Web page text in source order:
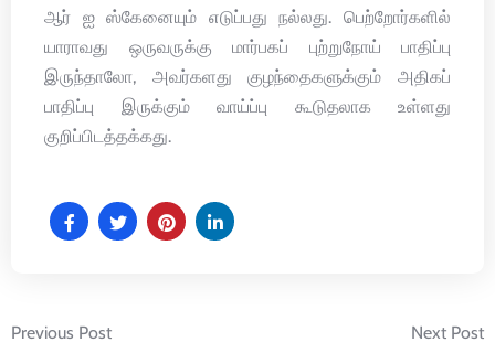
ஆர் ஐ ஸ்கேனையும் எடுப்பது நல்லது. பெற்றோர்களில்
யாராவது ஒருவருக்கு மார்பகப் புற்றுநோய் பாதிப்பு
இருந்தாலோ, அவர்களது குழந்தைகளுக்கும் அதிகப்
பாதிப்பு இருக்கும் வாய்ப்பு கூடுதலாக உள்ளது
குறிப்பிடத்தக்கது.
Previous Post Next Post